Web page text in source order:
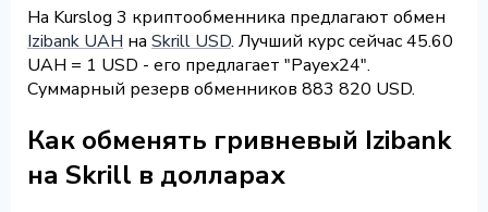
На Kurslog 3 криптообменника предлагают обмен
Izibank UAH на Skrill USD. Лучший курс сейчас 45.60
UAH = 1 USD - его предлагает "Payex24".
Суммарный резерв обменников 883 820 USD.
Как обменять гривневый Izibank
на Skrill в долларах